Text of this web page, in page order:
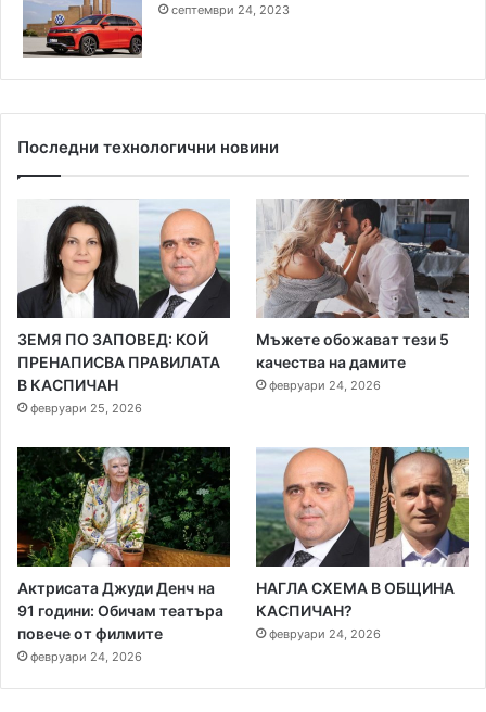
септември 24, 2023
Последни технологични новини
ЗЕМЯ ПО ЗАПОВЕД: КОЙ
ПРЕНАПИСВА ПРАВИЛАТА
В КАСПИЧАН
февруари 25, 2026
Мъжете обожават тези 5
качества на дамите
февруари 24, 2026
Актрисата Джуди Денч на
91 години: Обичам театъра
повече от филмите
февруари 24, 2026
НАГЛА СХЕМА В ОБЩИНА
КАСПИЧАН?
февруари 24, 2026